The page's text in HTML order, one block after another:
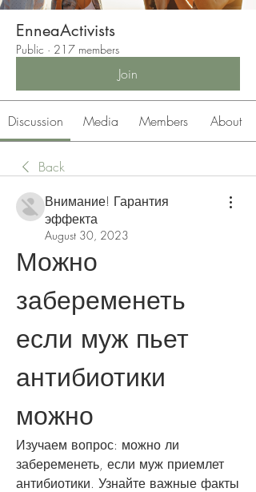
EnneaActivists
Public · 217 members
Join
Discussion Media Members About
Back
Внимание! Гарантия
эффекта
August 30, 2023
Можно
забеременеть
если муж пьет
антибиотики
можно
Изучаем вопрос: можно ли
забеременеть, если муж приемлет
антибиотики. Узнайте важные факты